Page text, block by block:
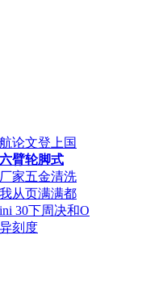
论文登上国
臂轮脚式
家五金清洗
从页满满都
30下周决和O
刻度